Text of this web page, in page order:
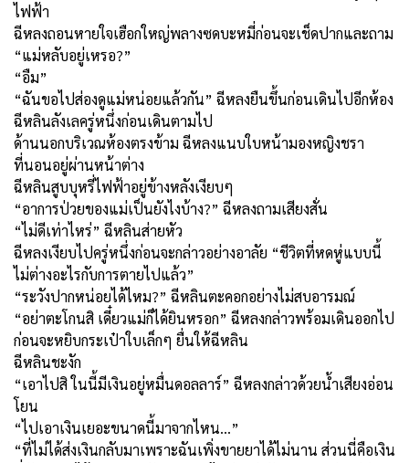
ไฟฟ้า
ฉีหลงถอนหายใจเฮือกใหญ่พลางซดบะหมี่ก่อนจะเช็ดปากและถาม
“แม่หลับอยู่เหรอ?”
“อืม”
“ฉันขอไปส่องดูแม่หน่อยแล้วกัน” ฉีหลงยืนขึ้นก่อนเดินไปอีกห้อง
ฉีหลินลังเลครู่หนึ่งก่อนเดินตามไป
ด้านนอกบริเวณห้องตรงข้าม ฉีหลงแนบใบหน้ามองหญิงชรา
ที่นอนอยู่ผ่านหน้าต่าง
ฉีหลินสูบบุหรี่ไฟฟ้าอยู่ข้างหลังเงียบๆ
“อาการป่วยของแม่เป็นยังไงบ้าง?” ฉีหลงถามเสียงสั่น
“ไม่ดีเท่าไหร่” ฉีหลินส่ายหัว
ฉีหลงเงียบไปครู่หนึ่งก่อนจะกล่าวอย่างอาลัย “ชีวิตที่หดหู่แบบนี้
ไม่ต่างอะไรกับการตายไปแล้ว”
“ระวังปากหน่อยได้ไหม?” ฉีหลินตะคอกอย่างไม่สบอารมณ์
“อย่าตะโกนสิ เดี๋ยวแม่ก็ได้ยินหรอก” ฉีหลงกล่าวพร้อมเดินออกไป
ก่อนจะหยิบกระเป๋าใบเล็กๆ ยื่นให้ฉีหลิน
ฉีหลินชะงัก
“เอาไปสิ ในนี้มีเงินอยู่หมื่นดอลลาร์” ฉีหลงกล่าวด้วยน้ำเสียงอ่อน
โยน
“ไปเอาเงินเยอะขนาดนี้มาจากไหน...”
“ที่ไม่ได้ส่งเงินกลับมาเพราะฉันเพิ่งขายยาได้ไม่นาน ส่วนนี่คือเงิน